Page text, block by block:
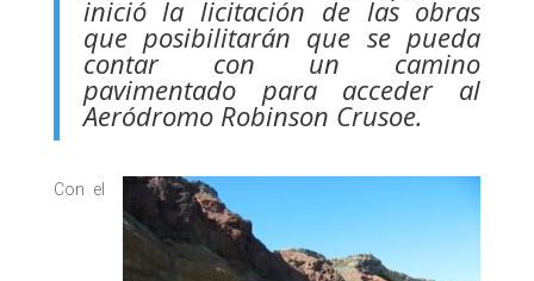
inició la licitación de las obras
que posibilitarán que se pueda
contar con un camino
pavimentado para acceder al
Aeródromo Robinson Crusoe.
Con el